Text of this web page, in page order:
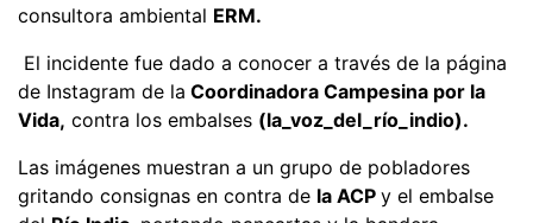
consultora ambiental ERM.
El incidente fue dado a conocer a través de la página
de Instagram de la Coordinadora Campesina por la
Vida, contra los embalses (la_voz_del_río_indio).
Las imágenes muestran a un grupo de pobladores
gritando consignas en contra de la ACP y el embalse